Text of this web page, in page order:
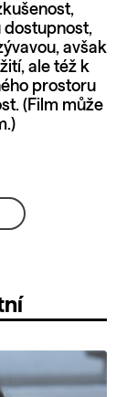
dostupnost,
avšak
ale též k
prostoru
(Film může